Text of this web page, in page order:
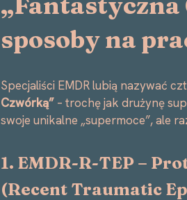
sposoby na
Specjaliści EMDR lubią nazywać
Czwórką”– trochę jak drużynę
swoje unikalne „supermoce”, ale
1. EMDR-R-TEP –
(Recent Traumatic